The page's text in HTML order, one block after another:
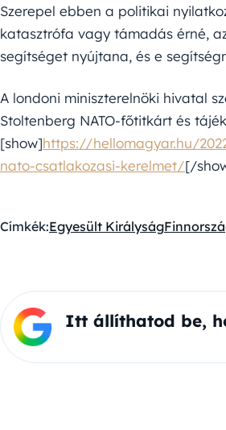
Szerepel ebben a politikai
katasztrófa vagy támadás érné,
segítséget nyújtana, és e
A londoni miniszterelnöki hivatal
Stoltenberg NATO-főtitkárt és
[show]https://hellomagyar.hu/
nato-csatlakozasi-kerelmet/[/
Címkék:Egyesült Királyság
Itt állíthatod be,